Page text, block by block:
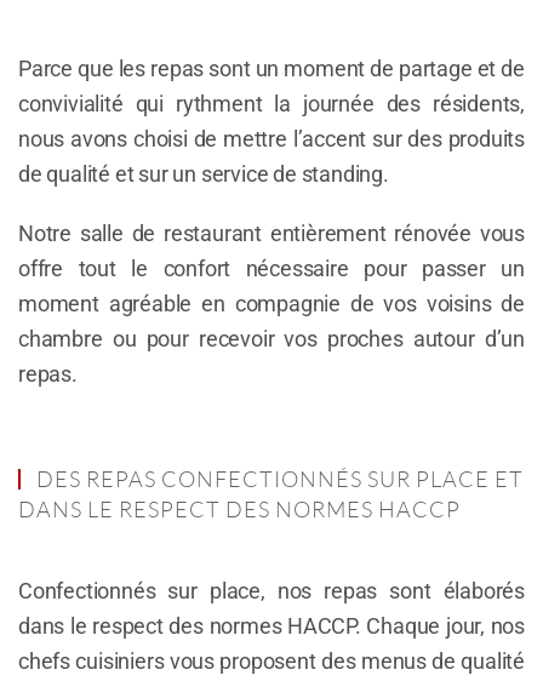
Parce que les repas sont un moment de partage et de
convivialité qui rythment la journée des résidents,
nous avons choisi de mettre l’accent sur des produits
de qualité et sur un service de standing.
Notre salle de restaurant entièrement rénovée vous
offre tout le confort nécessaire pour passer un
moment agréable en compagnie de vos voisins de
chambre ou pour recevoir vos proches autour d’un
repas.
DES REPAS CONFECTIONNÉS SUR PLACE ET
DANS LE RESPECT DES NORMES HACCP
Confectionnés sur place, nos repas sont élaborés
dans le respect des normes HACCP. Chaque jour, nos
chefs cuisiniers vous proposent des menus de qualité